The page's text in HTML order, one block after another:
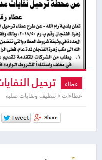
عطاء ترحيل
رام الله الى مكب
عطاءات » تنظيف ونفايات صلبة